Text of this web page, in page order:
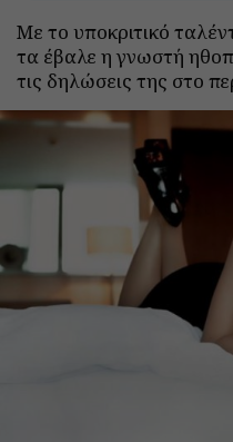
Με το υποκριτικό
τα έβαλε η γνωστή
τις δηλώσεις της στο